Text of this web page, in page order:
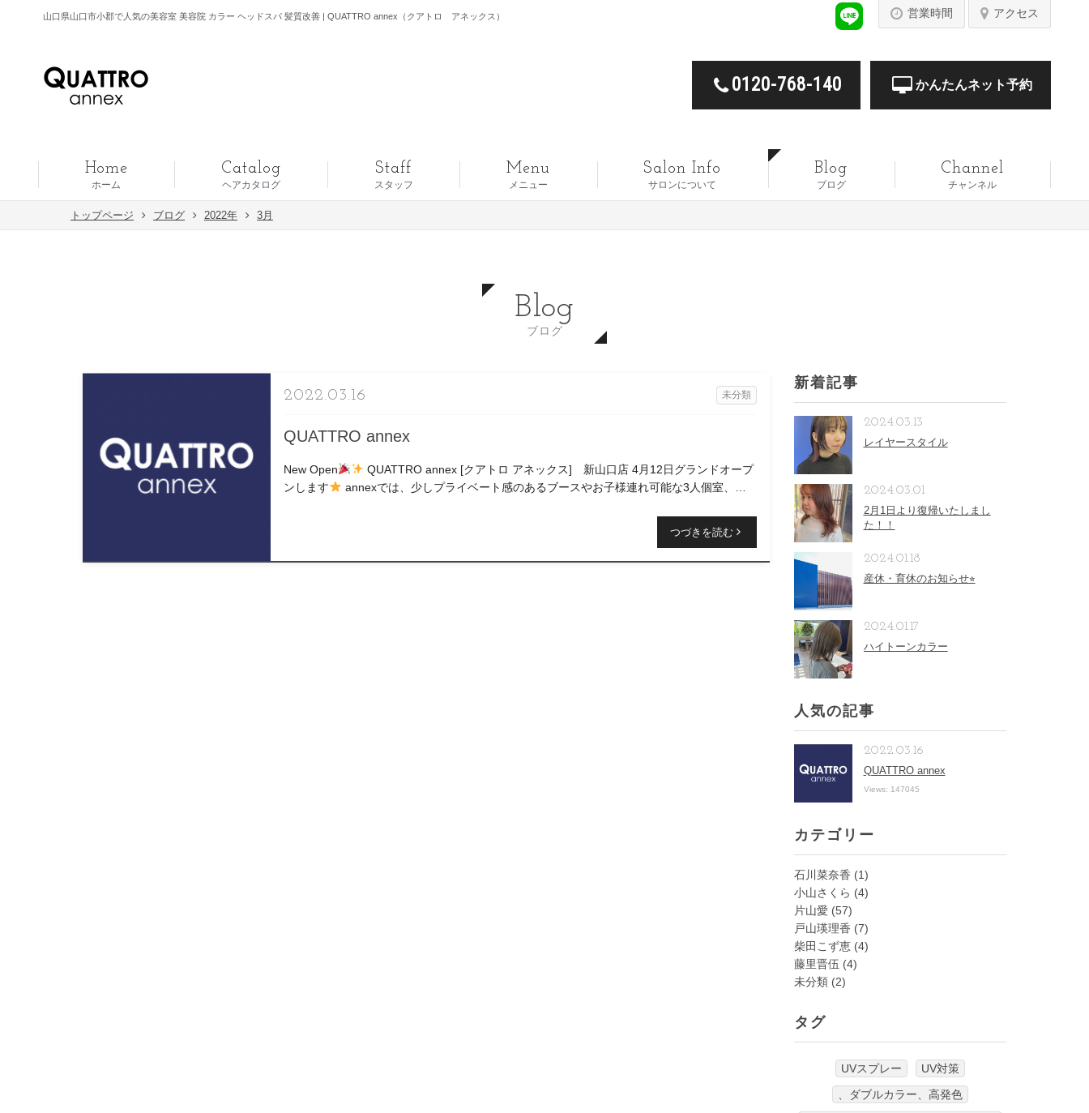
山口県山口市小郡で人気の美容室 美容院 カラー ヘッドスパ 髪質改善 | QUATTRO annex（クアトロ アネックス） 営業時間 アクセス
0120-768-140 かんたんネット予約
ホーム
Home
ヘアカタログ
Catalog
スタッフ
Staff
メニュー
Menu
サロンについて
Salon Info
ブログ
Blog
チャンネル
Channel
トップページ ブログ 2022年 3月
Blog
ブログ
QUATTRO annex
2022.03.16 未分類
New Open
QUATTRO annex [クアトロ アネックス] 新山口店 4月12日グランドオープ
ンします
annexでは、少しプライベート感のあるブースやお子様連れ可能な3人個室、ゆ
つづきを読む
新着記事
レイヤースタイル
2024.03.13
2月1日より復帰いたしまし
た！！
2024.03.01
産休・育休のお知らせ⭐︎
2024.01.18
ハイトーンカラー
2024.01.17
人気の記事
QUATTRO annex
2022.03.16
Views: 147045
カテゴリー
石川菜奈香 (1)
小山さくら (4)
片山愛 (57)
戸山瑛理香 (7)
柴田こず恵(4)
藤里晋伍 (4)
未分類(2)
タグ
UVスプレー
UV対策
、ダブルカラー、高発色